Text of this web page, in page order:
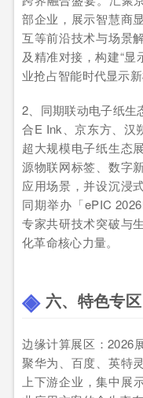
部企业，展示智慧商
互等前沿技术与场景
及精准对接，构建“显
业抢占智能时代显示新
2、同期联动电子纸生
合E Ink、京东方、汉
超大规模电子纸生态
源物联网标签、数字
应用场景，并设沉浸
同期举办「ePIC
专家共研技术突破与
化革命核心力量。
六、特色专
边缘计算展区：2026
聚华为、百度、英特
上下游企业，集中展